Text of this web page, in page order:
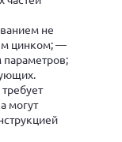
не
цинком; —
могут